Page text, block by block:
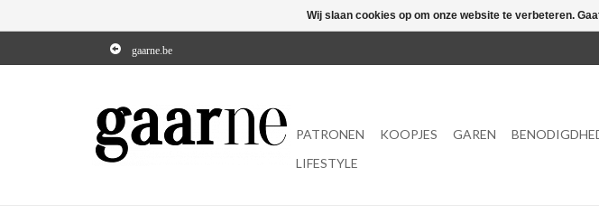
gaarne.be
PATRONEN KOOPJES GAREN
LIFESTYLE
Wij slaan cookies op om onze website te verbeteren.